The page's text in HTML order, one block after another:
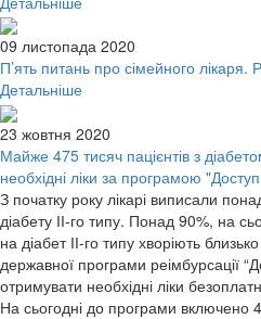
09 листопада 2020
П’ять питань про сімейного
Детальніше
23 жовтня 2020
Майже 475 тисяч пацієнтів з
необхідні ліки за програмою
З початку року лікарі виписали
діабету ІІ-го типу. Понад 90%, на
на діабет ІІ-го типу хворіють
державної програми реімбурсації
отримувати необхідні ліки
На сьогодні до програми включено